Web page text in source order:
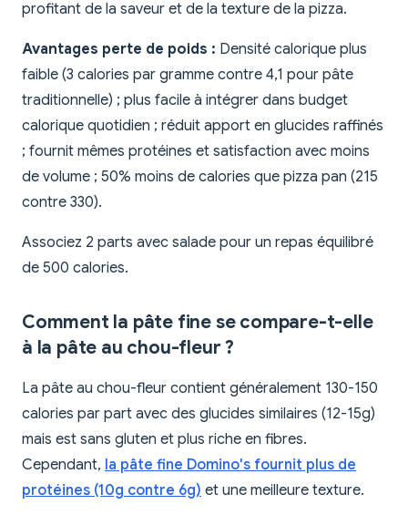
profitant de la saveur et de la texture de la pizza.
Avantages perte de poids : Densité calorique plus
faible (3 calories par gramme contre 4,1 pour pâte
traditionnelle) ; plus facile à intégrer dans budget
calorique quotidien ; réduit apport en glucides raffinés
; fournit mêmes protéines et satisfaction avec moins
de volume ; 50% moins de calories que pizza pan (215
contre 330).
Associez 2 parts avec salade pour un repas équilibré
de 500 calories.
Comment la pâte fine se compare-t-elle
à la pâte au chou-fleur ?
La pâte au chou-fleur contient généralement 130-150
calories par part avec des glucides similaires (12-15g)
mais est sans gluten et plus riche en fibres.
Cependant, la pâte fine Domino's fournit plus de
protéines (10g contre 6g) et une meilleure texture.